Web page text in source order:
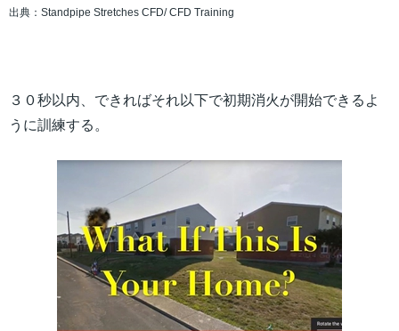
出典：Standpipe Stretches CFD/ CFD Training
３０秒以内、できればそれ以下で初期消火が開始できるよ
うに訓練する。